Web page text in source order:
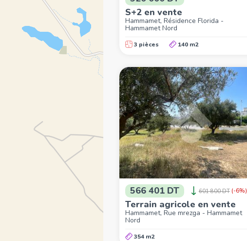
S+2 en vente
Hammamet, Résidence Florida -
Hammamet Nord
3 pièces 140 m2
566 401 DT 601 800 DT (-6%)
Terrain agricole en vente
Hammamet, Rue mrezga - Hammamet
Nord
354 m2